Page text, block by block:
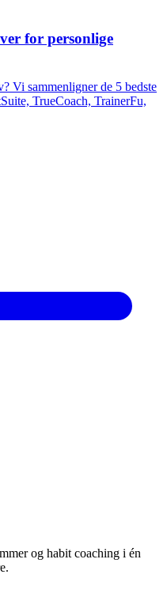
for personlige
Vi sammenligner de 5 bedste
TrueCoach, TrainerFu,
og habit coaching i én